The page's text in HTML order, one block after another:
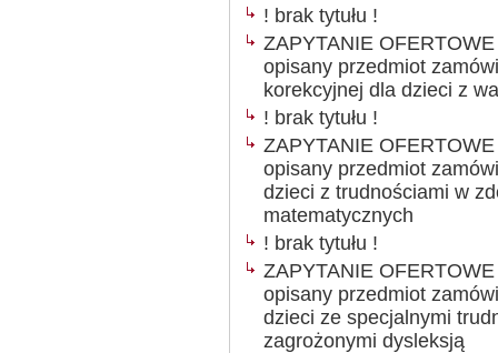
! brak tytułu !
ZAPYTANIE
opisany przedmiot
korekcyjnej dla dzieci z
! brak tytułu !
ZAPYTANIE
opisany przedmiot
dzieci z trudnościami w
matematycznych
! brak tytułu !
ZAPYTANIE
opisany przedmiot
dzieci ze specjalnymi
zagrożonymi dysleksją